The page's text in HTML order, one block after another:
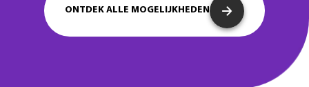
ONTDEK ALLE MOGELIJKHEDEN